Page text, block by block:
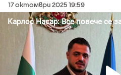
17 октомври 2025 19:59